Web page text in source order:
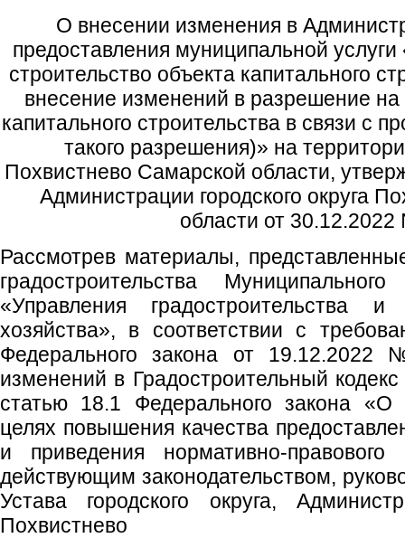
О внесении изменения в
предоставления муниципальной
строительство объекта капитального
внесение изменений в разрешение на
капитального строительства в связи с
такого разрешения)» на
Похвистнево Самарской области,
Администрации городского округа
области от
Рассмотрев материалы,
градостроительства
«Управления градостроительства и
хозяйства», в соответствии с
Федерального закона от
изменений в Градостроительный
статью 18.1 Федерального закона «О
целях повышения качества
и приведения нормативно-
действующим законодательством,
Устава городского округа,
Похвистнево